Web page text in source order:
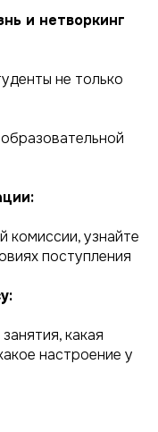
и нетворкинг
не только
комиссии, узнайте
поступления
какая
настроение у